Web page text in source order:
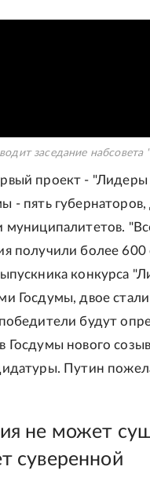
заседание
проект - "Лидеры
- пять
муниципалитетов.
получили более
конкурса
Госдумы, двое
будут
Госдумы нового
Путин
не может
суверенной